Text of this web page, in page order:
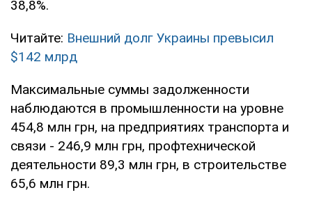
38,8%.
Читайте: Внешний долг Украины превысил
$142 млрд
Максимальные суммы задолженности
наблюдаются в промышленности на уровне
454,8 млн грн, на предприятиях транспорта и
связи - 246,9 млн грн, профтехнической
деятельности 89,3 млн грн, в строительстве
65,6 млн грн.